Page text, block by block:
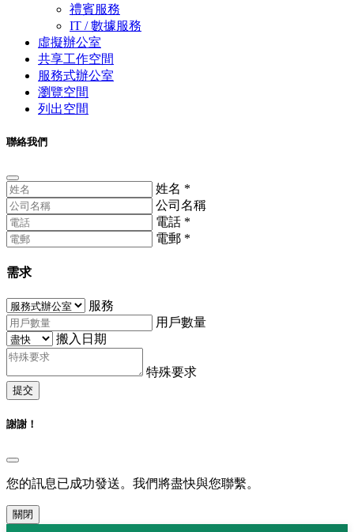
禮賓服務
IT / 數據服務
虛擬辦公室
共享工作空間
服務式辦公室
瀏覽空間
列出空間
聯絡我們
姓名 *
公司名稱
電話 *
電郵 *
需求
服務
用戶數量
搬入日期
特殊要求
提交
謝謝！
您的訊息已成功發送。我們將盡快與您聯繫。
關閉